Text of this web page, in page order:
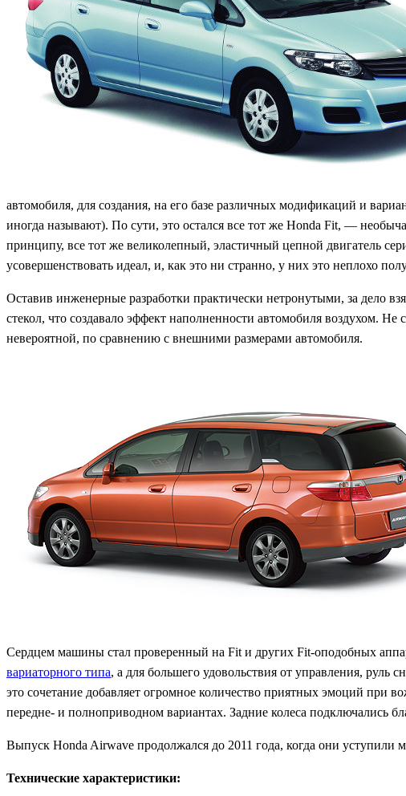
автомобиля, для создания, на его базе различных модификаций и
иногда называют). По сути, это остался все тот же Honda Fit, —
принципу, все тот же великолепный, эластичный цепной двигатель
усовершенствовать идеал, и, как это ни странно, у них это неплохо
Оставив инженерные разработки практически нетронутыми, за дело
стекол, что создавало эффект наполненности автомобиля воздухом.
невероятной, по сравнению с внешними размерами автомобиля.
Сердцем машины стал проверенный на Fit и других Fit-оподобных
вариаторного типа, а для большего удовольствия от управления,
это сочетание добавляет огромное количество приятных эмоций при
передне- и полноприводном вариантах. Задние колеса подключались
Выпуск Honda Airwave продолжался до 2011 года, когда они уступили
Технические характеристики: